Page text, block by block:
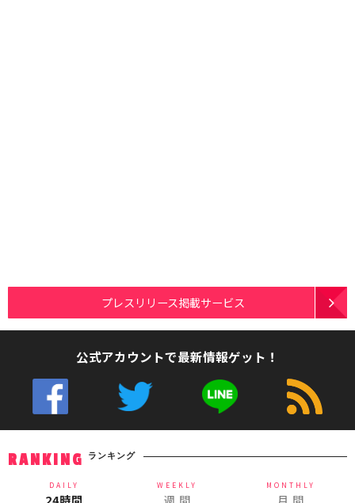
プレスリリース掲載サービス
公式アカウントで最新情報ゲット！
RANKING ランキング
DAILY
24時間
WEEKLY
週 間
MONTHLY
月 間